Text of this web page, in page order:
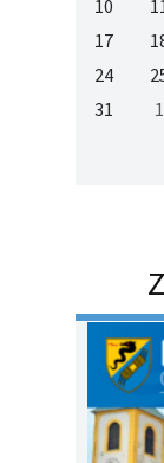
10
17
24
31
1